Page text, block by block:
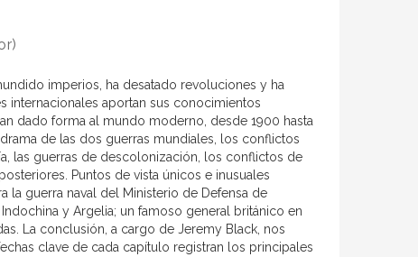
imperios, ha desatado revoluciones y ha
internacionales aportan sus conocimientos
dado forma al mundo moderno, desde 1900 hasta
de las dos guerras mundiales, los conflictos
las guerras de descolonización, los conflictos de
Puntos de vista únicos e inusuales
la guerra naval del Ministerio de Defensa de
y Argelia; un famoso general británico en
La conclusión, a cargo de Jeremy Black, nos
clave de cada capítulo registran los principales